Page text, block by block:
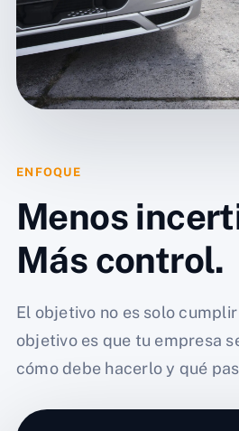
ENFOQUE
Menos
Más control.
El objetivo no es solo
objetivo es que tu empresa
cómo debe hacerlo y qué